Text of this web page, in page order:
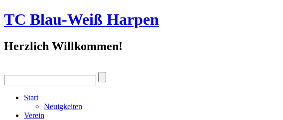
TC Blau-Weiß Harpen
Herzlich Willkommen!
Start
Neuigkeiten
Verein